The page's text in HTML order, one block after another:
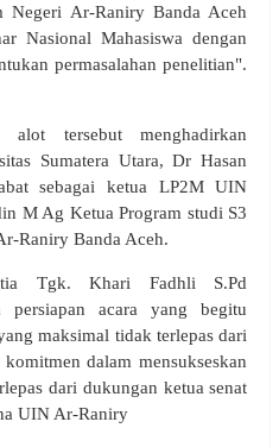
Negeri Ar-Raniry Banda Aceh
Nasional Mahasiswa dengan
permasalahan penelitian".
alot tersebut menghadirkan
Sumatera Utara, Dr Hasan
sebagai ketua LP2M UIN
M Ag Ketua Program studi S3
Raniry Banda Aceh.
Tgk. Khari Fadhli S.Pd
persiapan acara yang begitu
maksimal tidak terlepas dari
dalam mensukseskan
dari dukungan ketua senat
UIN Ar-Raniry